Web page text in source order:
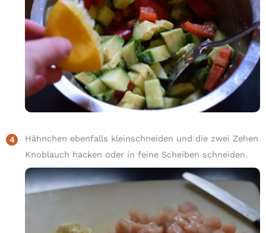
Hähnchen ebenfalls kleinschneiden und die zwei Zehen
Knoblauch hacken oder in feine Scheiben schneiden.